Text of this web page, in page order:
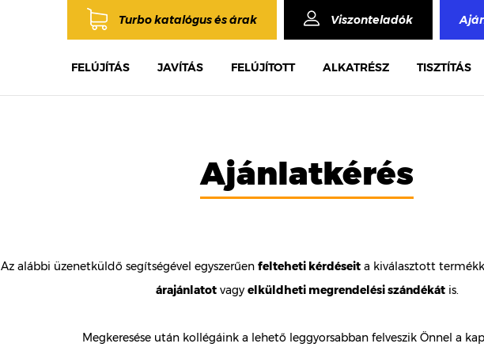
Turbo katalógus és árak Viszonteladók
FELÚJÍTÁS JAVÍTÁS FELÚJÍTOTT ALKATRÉSZ TISZTÍTÁS
Ajánlatkérés
Az alábbi üzenetküldő segítségével egyszerűen felteheti kérdéseit a kiválasztott
árajánlatotvagy elküldheti megrendelési szándékátis.
Megkeresése után kollégáink a lehető leggyorsabban felveszik Önnel a